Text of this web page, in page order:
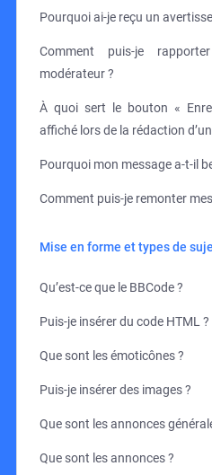
Pourquoi ai-je reçu un
Comment puis-je
modérateur ?
À quoi sert le bouton «
affiché lors de la rédaction
Pourquoi mon message a-t-il
Comment puis-je remonter
Mise en forme et types de
Qu’est-ce que le BBCode ?
Puis-je insérer du code HTML ?
Que sont les émoticônes ?
Puis-je insérer des images ?
Que sont les annonces
Que sont les annonces ?